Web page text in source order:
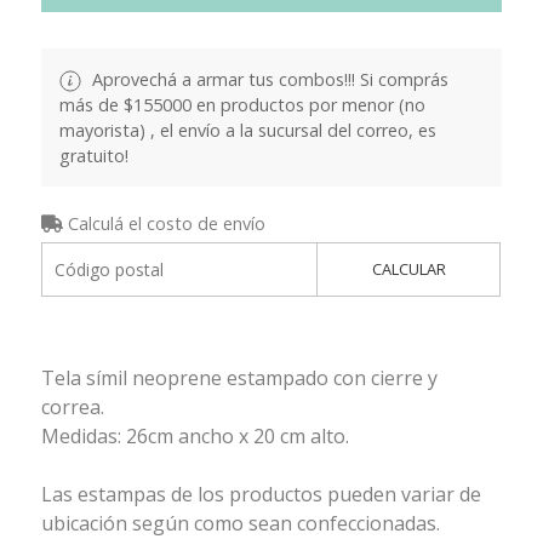
Aprovechá a armar tus combos!!! Si comprás
más de $155000 en productos por menor (no
mayorista) , el envío a la sucursal del correo, es
gratuito!
Calculá el costo de envío
CALCULAR
Tela símil neoprene estampado con cierre y
correa.
Medidas: 26cm ancho x 20 cm alto.
Las estampas de los productos pueden variar de
ubicación según como sean confeccionadas.